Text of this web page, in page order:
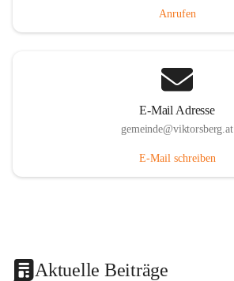
Anrufen
E-Mail Adresse
gemeinde@viktorsberg.at
E-Mail schreiben
Aktuelle Beiträge